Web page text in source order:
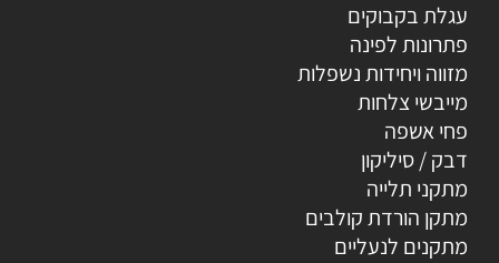
עגלת בקבוקים
פתרונות לפינה
מזווה ויחידות נשפלות
מייבשי צלחות
פחי אשפה
דבק / סיליקון
מתקני תלייה
מתקן הורדת קולבים
מתקנים לנעליים